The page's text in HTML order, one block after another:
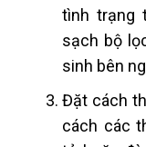
tình trạng
sạch bộ
sinh bên
Đặt cách
cách các